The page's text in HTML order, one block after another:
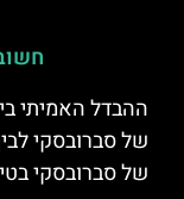
ההבדל האמיתי
של סברובסקי
של סברובסקי